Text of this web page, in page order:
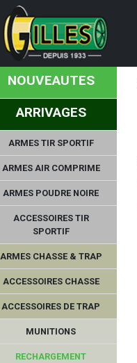
NOUVEAUTES
ARRIVAGES
ARMES TIR SPORTIF
ARMES AIR COMPRIME
ARMES POUDRE NOIRE
ACCESSOIRES TIR
SPORTIF
ARMES CHASSE & TRAP
ACCESSOIRES CHASSE
ACCESSOIRES DE TRAP
MUNITIONS
RECHARGEMENT